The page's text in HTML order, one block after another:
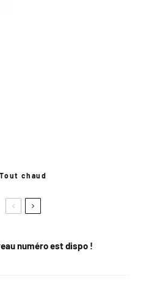
Tout chaud
numéro est dispo !